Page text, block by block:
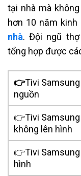
tại nhà mà
hơn 10 năm
nhà. Đội ngũ
tổng hợp được
👉Tivi
nguồn
👉Tivi Samsung
không lên hình
👉Tivi
hình